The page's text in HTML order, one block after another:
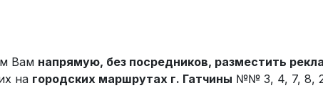
Вам напрямую, без посредников, разместить
на городских маршрутах г. Гатчины №№ 3, 4, 7, 8,